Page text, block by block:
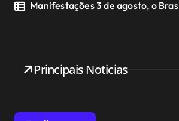
Manifestações 3 de agosto, o
Principais Noticias